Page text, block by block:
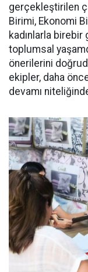
gerçekleştirilen
Birimi, Ekonomi
kadınlarla birebir
toplumsal
önerilerini
ekipler, daha
devamı